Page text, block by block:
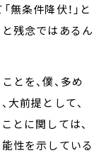
条件降伏！」と
残念ではあるん
とを、僕、多め
大前提として、
とに関しては、
性を示している